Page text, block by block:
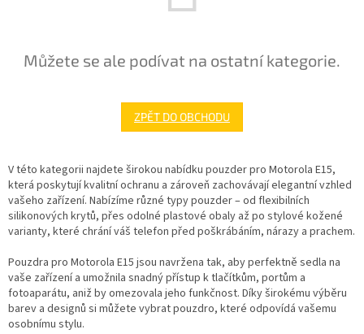
Můžete se ale podívat na ostatní kategorie.
ZPĚT DO OBCHODU
V této kategorii najdete širokou nabídku pouzder pro Motorola E15,
která poskytují kvalitní ochranu a zároveň zachovávají elegantní vzhled
vašeho zařízení. Nabízíme různé typy pouzder – od flexibilních
silikonových krytů, přes odolné plastové obaly až po stylové kožené
varianty, které chrání váš telefon před poškrábáním, nárazy a prachem.
Pouzdra pro Motorola E15 jsou navržena tak, aby perfektně sedla na
vaše zařízení a umožnila snadný přístup k tlačítkům, portům a
fotoaparátu, aniž by omezovala jeho funkčnost. Díky širokému výběru
barev a designů si můžete vybrat pouzdro, které odpovídá vašemu
osobnímu stylu.